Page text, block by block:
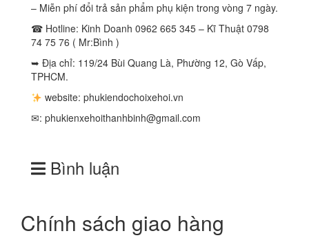
– Miễn phí đổi trả sản phẩm phụ kiện trong vòng 7 ngày.
☎ Hotline: Kinh Doanh 0962 665 345 – Kĩ Thuật 0798
74 75 76 ( Mr:Bình )
➥ Địa chỉ: 119/24 Bùi Quang Là, Phường 12, Gò Vấp,
TPHCM.
website: phukiendochoixehoi.vn
✉: phukienxehoithanhbinh@gmail.com
Bình luận
Chính sách giao hàng